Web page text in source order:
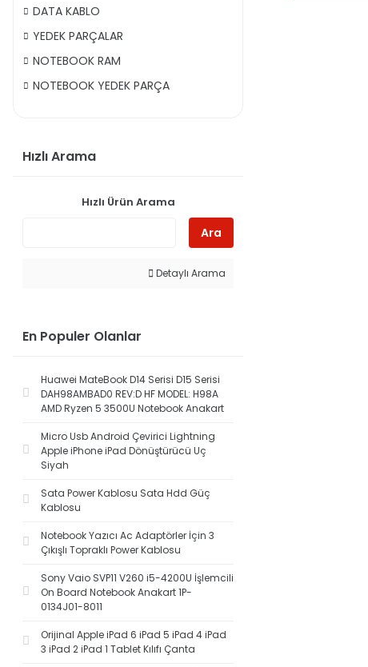
DATA KABLO
YEDEK PARÇALAR
NOTEBOOK RAM
NOTEBOOK YEDEK PARÇA
Hızlı Arama
Hızlı Ürün Arama
Ara
Detaylı Arama
En Populer Olanlar
Huawei MateBook D14 Serisi D15 Serisi
DAH98AMBAD0 REV:D HF MODEL: H98A
AMD Ryzen 5 3500U Notebook Anakart
Micro Usb Android Çevirici Lightning
Apple iPhone iPad Dönüştürücü Uç
Siyah
Sata Power Kablosu Sata Hdd Güç
Kablosu
Notebook Yazıcı Ac Adaptörler İçin 3
Çıkışlı Topraklı Power Kablosu
Sony Vaio SVP11 V260 i5-4200U İşlemcili
On Board Notebook Anakart 1P-
0134J01-8011
Orijinal Apple iPad 6 iPad 5 iPad 4 iPad
3 iPad 2 iPad 1 Tablet Kılıfı Çanta